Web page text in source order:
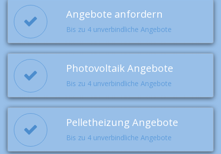
Angebote anfordern
Bis zu 4 unverbindliche Angebote
Photovoltaik Angebote
Bis zu 4 unverbindliche Angebote
Pelletheizung Angebote
Bis zu 4 unverbindliche Angebote